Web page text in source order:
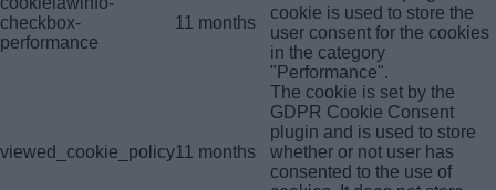
checkbox-
performance
11 months
cookie is used to store the
user consent for the cookies
in the category
"Performance".
viewed_cookie_policy11 months
The cookie is set by the
GDPR Cookie Consent
plugin and is used to store
whether or not user has
consented to the use of